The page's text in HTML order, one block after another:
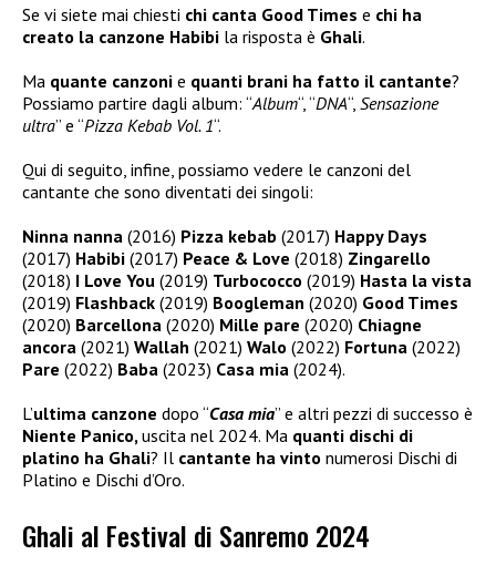
Se vi siete mai chiesti chi canta Good Times e chi ha
creato la canzone Habibi la risposta è Ghali.
Ma quante canzoni e quanti brani ha fatto il cantante?
Possiamo partire dagli album: “Album“, “DNA“, Sensazione
ultra” e “Pizza Kebab Vol. 1“.
Qui di seguito, infine, possiamo vedere le canzoni del
cantante che sono diventati dei singoli:
Ninna nanna (2016) Pizza kebab (2017) Happy Days
(2017) Habibi (2017) Peace & Love (2018) Zingarello
(2018) I Love You (2019) Turbococco (2019) Hasta la vista
(2019) Flashback (2019) Boogleman (2020) Good Times
(2020) Barcellona (2020) Mille pare (2020) Chiagne
ancora (2021) Wallah (2021) Walo (2022) Fortuna (2022)
Pare (2022) Baba (2023) Casa mia (2024).
L’ultima canzone dopo “Casa mia” e altri pezzi di successo è
Niente Panico, uscita nel 2024. Ma quanti dischi di
platino ha Ghali? Il cantante ha vinto numerosi Dischi di
Platino e Dischi d’Oro.
Ghali al Festival di Sanremo 2024